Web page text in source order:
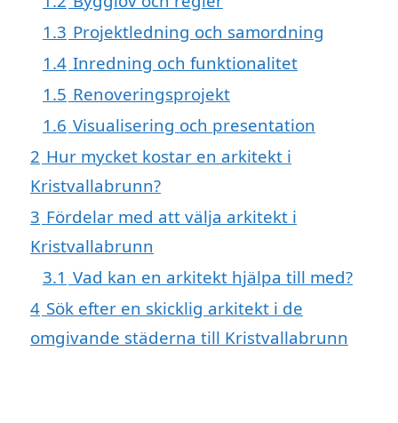
1.3 Projektledning och samordning
1.4 Inredning och funktionalitet
1.5 Renoveringsprojekt
1.6 Visualisering och presentation
2 Hur mycket kostar en arkitekt i
Kristvallabrunn?
3 Fördelar med att välja arkitekt i
Kristvallabrunn
3.1 Vad kan en arkitekt hjälpa till med?
4 Sök efter en skicklig arkitekt i de
omgivande städerna till Kristvallabrunn